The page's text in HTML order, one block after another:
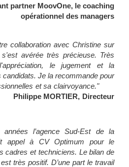
partner MoovOne, le coaching
opérationnel des managers
collaboration avec Christine sur
avérée très précieuse. Très
le jugement et la
candidats. Je la recommande pour
et sa clairvoyance."
Philippe MORTIER, Directeur
années l’agence Sud-Est de la
appel à CV Optimum pour le
cadres et techniciens. Le bilan de
très positif. D’une part le travail